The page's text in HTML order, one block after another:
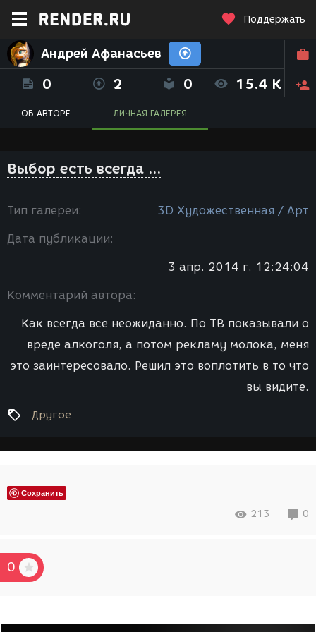
Поддержать
Андрей Афанасьев
0 2 0 15.4 K
ОБ АВТОРЕ ЛИЧНАЯ ГАЛЕРЕЯ
Выбор есть всегда ...
Тип галереи: 3D Художественная / Арт
Дата публикации:
3 апр. 2014 г. 12:24:04
Комментарий автора:
Как всегда все неожиданно. По ТВ показывали о
вреде алкоголя, а потом рекламу молока, меня
это заинтересовало. Решил это воплотить в то что
вы видите.
Другое
Сохранить
213 0
0